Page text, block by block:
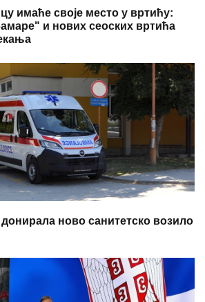
имаће своје место у вртићу:
и нових сеоских вртића
ново санитетско возило